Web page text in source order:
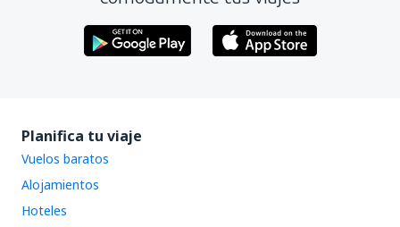
Planifica tu viaje
Vuelos baratos
Alojamientos
Hoteles